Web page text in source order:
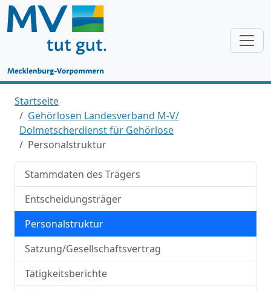
Startseite
Gehörlosen Landesverband M-V/
Dolmetscherdienst für Gehörlose
Personalstruktur
Stammdaten des Trägers
Entscheidungsträger
Personalstruktur
Satzung/Gesellschaftsvertrag
Tätigkeitsberichte